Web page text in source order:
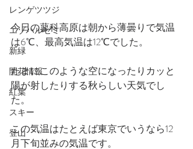
レンゲツツジ
エゾハルゼミ
新緑
開花情報
紅葉
スキー
登山
今日の蓼科高原は朝から薄曇りで気温
は6℃、最高気温は12℃でした。
たまにこのような空になったりカッと
陽が射したりする秋らしい天気でし
た。
この気温はたとえば東京でいうなら12
月下旬並みの気温です。